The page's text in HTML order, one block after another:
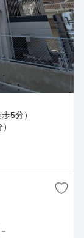
5分）
－